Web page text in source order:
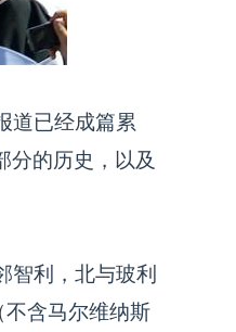
道已经成篇累
分的历史，以及
利，北与玻利
含马尔维纳斯